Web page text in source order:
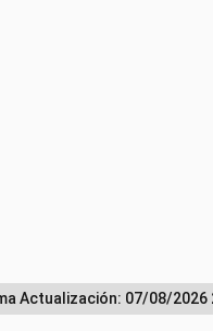
Actualización: 07/08/2026